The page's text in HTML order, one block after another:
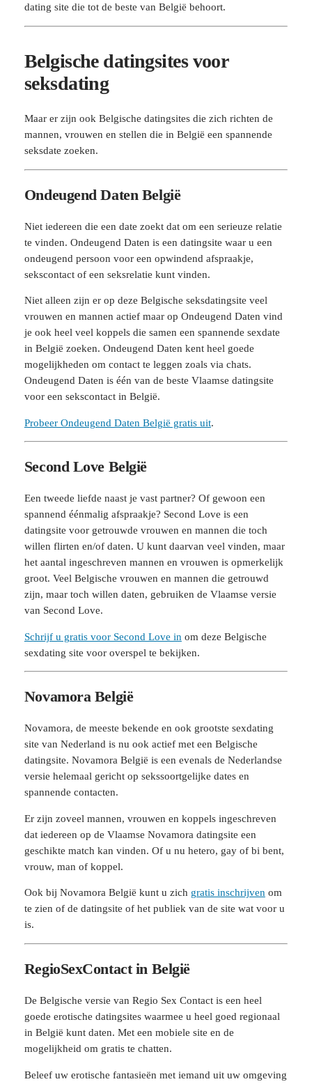
dating site die tot de beste van België behoort.
Belgische datingsites voor
seksdating
Maar er zijn ook Belgische datingsites die zich richten de
mannen, vrouwen en stellen die in België een spannende
seksdate zoeken.
Ondeugend Daten België
Niet iedereen die een date zoekt dat om een serieuze relatie
te vinden. Ondeugend Daten is een datingsite waar u een
ondeugend persoon voor een opwindend afspraakje,
sekscontact of een seksrelatie kunt vinden.
Niet alleen zijn er op deze Belgische seksdatingsite veel
vrouwen en mannen actief maar op Ondeugend Daten vind
je ook heel veel koppels die samen een spannende sexdate
in België zoeken. Ondeugend Daten kent heel goede
mogelijkheden om contact te leggen zoals via chats.
Ondeugend Daten is één van de beste Vlaamse datingsite
voor een sekscontact in België.
Probeer Ondeugend Daten België gratis uit.
Second Love België
Een tweede liefde naast je vast partner? Of gewoon een
spannend éénmalig afspraakje? Second Love is een
datingsite voor getrouwde vrouwen en mannen die toch
willen flirten en/of daten. U kunt daarvan veel vinden, maar
het aantal ingeschreven mannen en vrouwen is opmerkelijk
groot. Veel Belgische vrouwen en mannen die getrouwd
zijn, maar toch willen daten, gebruiken de Vlaamse versie
van Second Love.
Schrijf u gratis voor Second Love in om deze Belgische
sexdating site voor overspel te bekijken.
Novamora België
Novamora, de meeste bekende en ook grootste sexdating
site van Nederland is nu ook actief met een Belgische
datingsite. Novamora België is een evenals de Nederlandse
versie helemaal gericht op sekssoortgelijke dates en
spannende contacten.
Er zijn zoveel mannen, vrouwen en koppels ingeschreven
dat iedereen op de Vlaamse Novamora datingsite een
geschikte match kan vinden. Of u nu hetero, gay of bi bent,
vrouw, man of koppel.
Ook bij Novamora België kunt u zich gratis inschrijvenom
te zien of de datingsite of het publiek van de site wat voor u
is.
RegioSexContact in België
De Belgische versie van Regio Sex Contact is een heel
goede erotische datingsites waarmee u heel goed regionaal
in België kunt daten. Met een mobiele site en de
mogelijkheid om gratis te chatten.
Beleef uw erotische fantasieën met iemand uit uw omgeving